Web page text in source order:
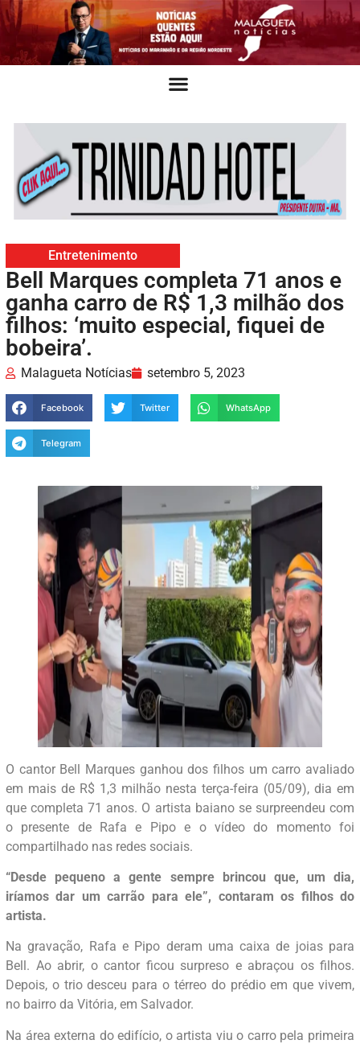
Entretenimento
Bell Marques completa 71 anos e
ganha carro de R$ 1,3 milhão dos
filhos: ‘muito especial, fiquei de
bobeira’.
Malagueta Notícias setembro 5, 2023
Facebook Twitter WhatsApp
Telegram
O cantor Bell Marques ganhou dos filhos um carro avaliado
em mais de R$ 1,3 milhão nesta terça-feira (05/09), dia em
que completa 71 anos. O artista baiano se surpreendeu com
o presente de Rafa e Pipo e o vídeo do momento foi
compartilhado nas redes sociais.
“Desde pequeno a gente sempre brincou que, um dia,
iríamos dar um carrão para ele”, contaram os filhos do
artista.
Na gravação, Rafa e Pipo deram uma caixa de joias para
Bell. Ao abrir, o cantor ficou surpreso e abraçou os filhos.
Depois, o trio desceu para o térreo do prédio em que vivem,
no bairro da Vitória, em Salvador.
Na área externa do edifício, o artista viu o carro pela primeira